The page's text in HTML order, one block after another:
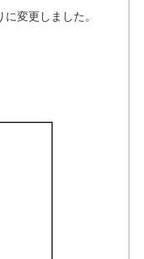
変更しました。